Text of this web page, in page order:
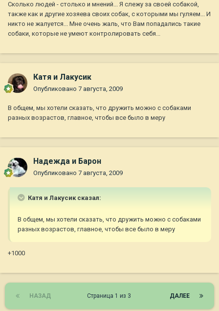
Сколько людей - столько и мнений... Я слежу за своей собакой,
также как и другие хозяева своих собак, с которыми мы гуляем... И
никто не жалуется... Мне очень жаль, что Вам попадались такие
собаки, которые не умеют контролировать себя...
Катя и Лакусик
Опубликовано 7 августа, 2009
В общем, мы хотели сказать, что дружить можно с собаками
разных возрастов, главное, чтобы все было в меру
Надежда и Барон
Опубликовано 7 августа, 2009
Катя и Лакусик сказал:
В общем, мы хотели сказать, что дружить можно с собаками
разных возрастов, главное, чтобы все было в меру
+1000
НАЗАД ДАЛЕЕ
Страница 1 из 3